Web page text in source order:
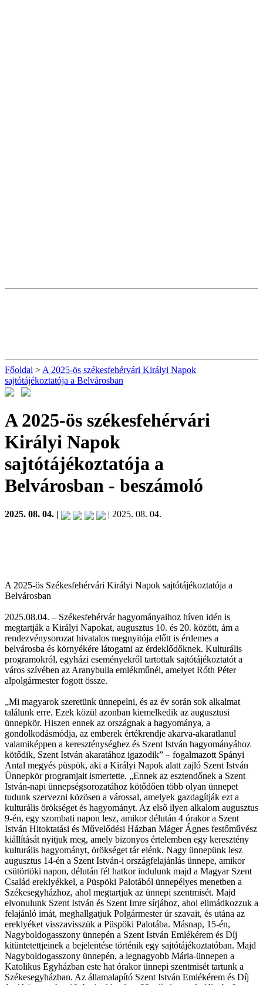
Főoldal > A 2025-ös székesfehérvári Királyi Napok
sajtótájékoztatója a Belvárosban
A 2025-ös székesfehérvári
Királyi Napok
sajtótájékoztatója a
Belvárosban - beszámoló
2025. 08. 04. | | 2025. 08. 04.
A 2025-ös Székesfehérvári Királyi Napok sajtótájékoztatója a
Belvárosban
2025.08.04. – Székesfehérvár hagyományaihoz híven idén is
megtartják a Királyi Napokat, augusztus 10. és 20. között, ám a
rendezvénysorozat hivatalos megnyitója előtt is érdemes a
belvárosba és környékére látogatni az érdeklődőknek. Kulturális
programokról, egyházi eseményekről tartottak sajtótájékoztatót a
város szívében az Aranybulla emlékműnél, amelyet Róth Péter
alpolgármester fogott össze.
„Mi magyarok szeretünk ünnepelni, és az év során sok alkalmat
találunk erre. Ezek közül azonban kiemelkedik az augusztusi
ünnepkör. Hiszen ennek az országnak a hagyománya, a
gondolkodásmódja, az emberek értékrendje akarva-akaratlanul
valamiképpen a kereszténységhez és Szent István hagyományához
kötődik, Szent István akaratához igazodik” – fogalmazott Spányi
Antal megyés püspök, aki a Királyi Napok alatt zajló Szent István
Ünnepkör programjait ismertette. „Ennek az esztendőnek a Szent
István-napi ünnepségsorozatához kötődően több olyan ünnepet
tudunk szervezni közösen a várossal, amelyek gazdagítják ezt a
kulturális örökséget és hagyományt. Az első ilyen alkalom augusztus
9-én, egy szombati napon lesz, amikor délután 4 órakor a Szent
István Hitoktatási és Művelődési Házban Máger Ágnes festőművész
kiállítását nyitjuk meg, amely bizonyos értelemben egy keresztény
kulturális hagyományt, örökséget tár elénk. Nagy ünnepünk lesz
augusztus 14-én a Szent István-i országfelajánlás ünnepe, amikor
csütörtöki napon, délután fél hatkor indulunk majd a Magyar Szent
Család ereklyékkel, a Püspöki Palotából ünnepélyes menetben a
Székesegyházhoz, ahol megtartjuk az ünnepi szentmisét. Majd
elvonulunk Szent István és Szent Imre sírjához, ahol elimádkozzuk a
felajánló imát, meghallgatjuk Polgármester úr szavait, és utána az
ereklyéket visszavisszük a Püspöki Palotába. Másnap, 15-én,
Nagyboldogasszony ünnepén a Szent István Emlékérem és Díj
kitüntetettjeinek a bejelentése történik egy sajtótájékoztatóban. Majd
Nagyboldogasszony ünnepén, a legnagyobb Mária-ünnepen a
Katolikus Egyházban este hat órakor ünnepi szentmisét tartunk a
Székesegyházban. Az államalapító Szent István Emlékérem és Díj